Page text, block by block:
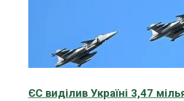
ЄС виділив Україні 3,47